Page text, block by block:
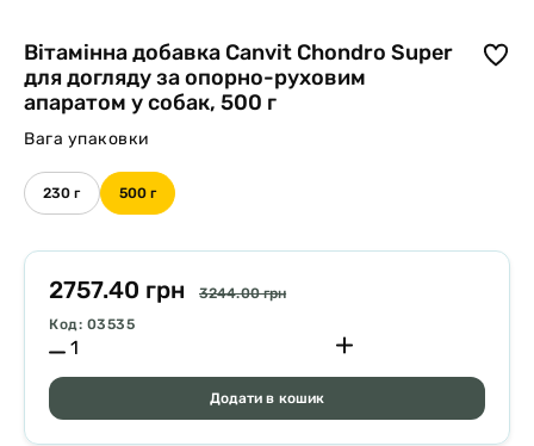
Вітамінна добавка Canvit Chondro Super
для догляду за опорно-руховим
апаратом у собак, 500 г
Вага упаковки
230 г 500 г
2757.40 грн
3244.00 грн
Код: 03535
Додати в кошик